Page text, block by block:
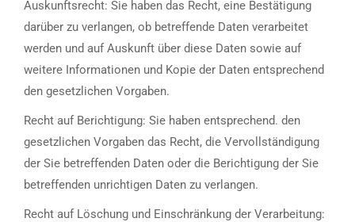
Auskunftsrecht: Sie haben das Recht, eine Bestätigung
darüber zu verlangen, ob betreffende Daten verarbeitet
werden und auf Auskunft über diese Daten sowie auf
weitere Informationen und Kopie der Daten entsprechend
den gesetzlichen Vorgaben.
Recht auf Berichtigung: Sie haben entsprechend. den
gesetzlichen Vorgaben das Recht, die Vervollständigung
der Sie betreffenden Daten oder die Berichtigung der Sie
betreffenden unrichtigen Daten zu verlangen.
Recht auf Löschung und Einschränkung der Verarbeitung: